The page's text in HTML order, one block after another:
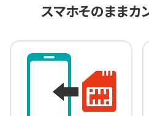
スマホそのままカ